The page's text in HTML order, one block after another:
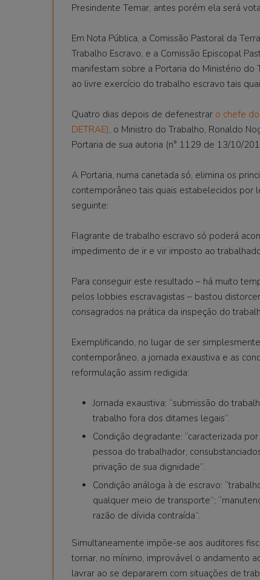
Presindente Temar, antes porém ela será
Em Nota Pública, a Comissão Pastoral da
Trabalho Escravo, e a Comissão Episcopal
manifestam sobre a Portaria do Ministério do
ao livre exercício do trabalho escravo tais
Quatro dias depois de defenestrar o chefe
DETRAE), o Ministro do Trabalho, Ronaldo
Portaria de sua autoria (n° 1129 de 13/10/
A Portaria, numa canetada só, elimina os
contemporâneo tais quais estabelecidos por
seguinte:
Flagrante de trabalho escravo só poderá
impedimento de ir e vir imposto ao
Para conseguir este resultado – há muito
pelos lobbies escravagistas – bastou
consagrados na prática da inspeção do
Exemplificando, no lugar de ser
contemporâneo, a jornada exaustiva e as
reformulação assim redigida:
Jornada exaustiva: “submissão do
trabalho fora dos ditames legais”.
Condição degradante: “caracterizada
pessoa do trabalhador,
privação de sua dignidade”.
Condição análoga à de escravo:
qualquer meio de transporte”;
razão de dívida contraída”.
Simultaneamente impõe-se aos auditores
tornar, no mínimo, improvável o andamento
lavrar ao se depararem com situações de